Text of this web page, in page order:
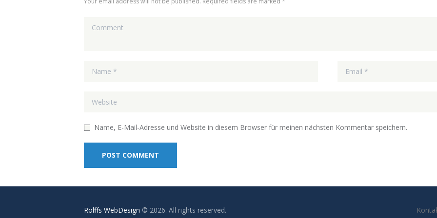
Name, E-Mail-Adresse und Website in diesem Browser für meinen nächsten Kommentar speichern.
Rolffs WebDesign © 2026. All rights reserved.